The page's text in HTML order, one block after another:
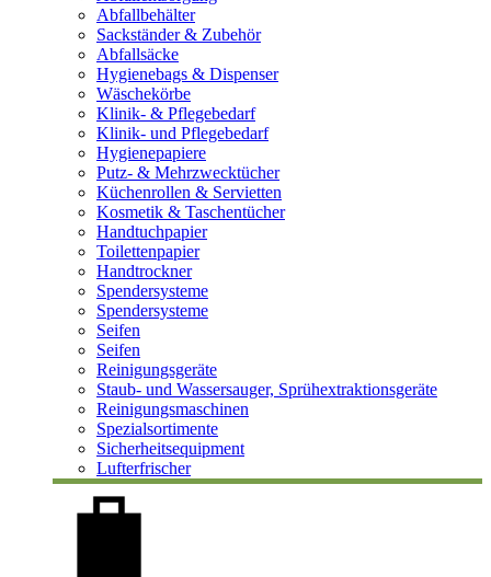
Abfallbehälter
Sackständer & Zubehör
Abfallsäcke
Hygienebags & Dispenser
Wäschekörbe
Klinik- & Pflegebedarf
Klinik- und Pflegebedarf
Hygienepapiere
Putz- & Mehrzwecktücher
Küchenrollen & Servietten
Kosmetik & Taschentücher
Handtuchpapier
Toilettenpapier
Handtrockner
Spendersysteme
Spendersysteme
Seifen
Seifen
Reinigungsgeräte
Staub- und Wassersauger, Sprühextraktionsgeräte
Reinigungsmaschinen
Spezialsortimente
Sicherheitsequipment
Lufterfrischer